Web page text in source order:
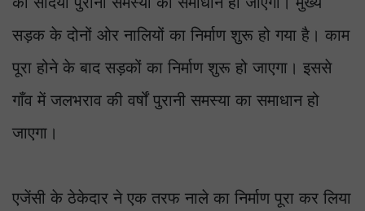
सड़क के दोनों ओर नालियों का निर्माण शुरू हो गया है। काम
पूरा होने के बाद सड़कों का निर्माण शुरू हो जाएगा। इससे
गाँव में जलभराव की वर्षों पुरानी समस्या का समाधान हो
जाएगा।
एजेंसी के ठेकेदार ने एक तरफ नाले का निर्माण पूरा कर लिया